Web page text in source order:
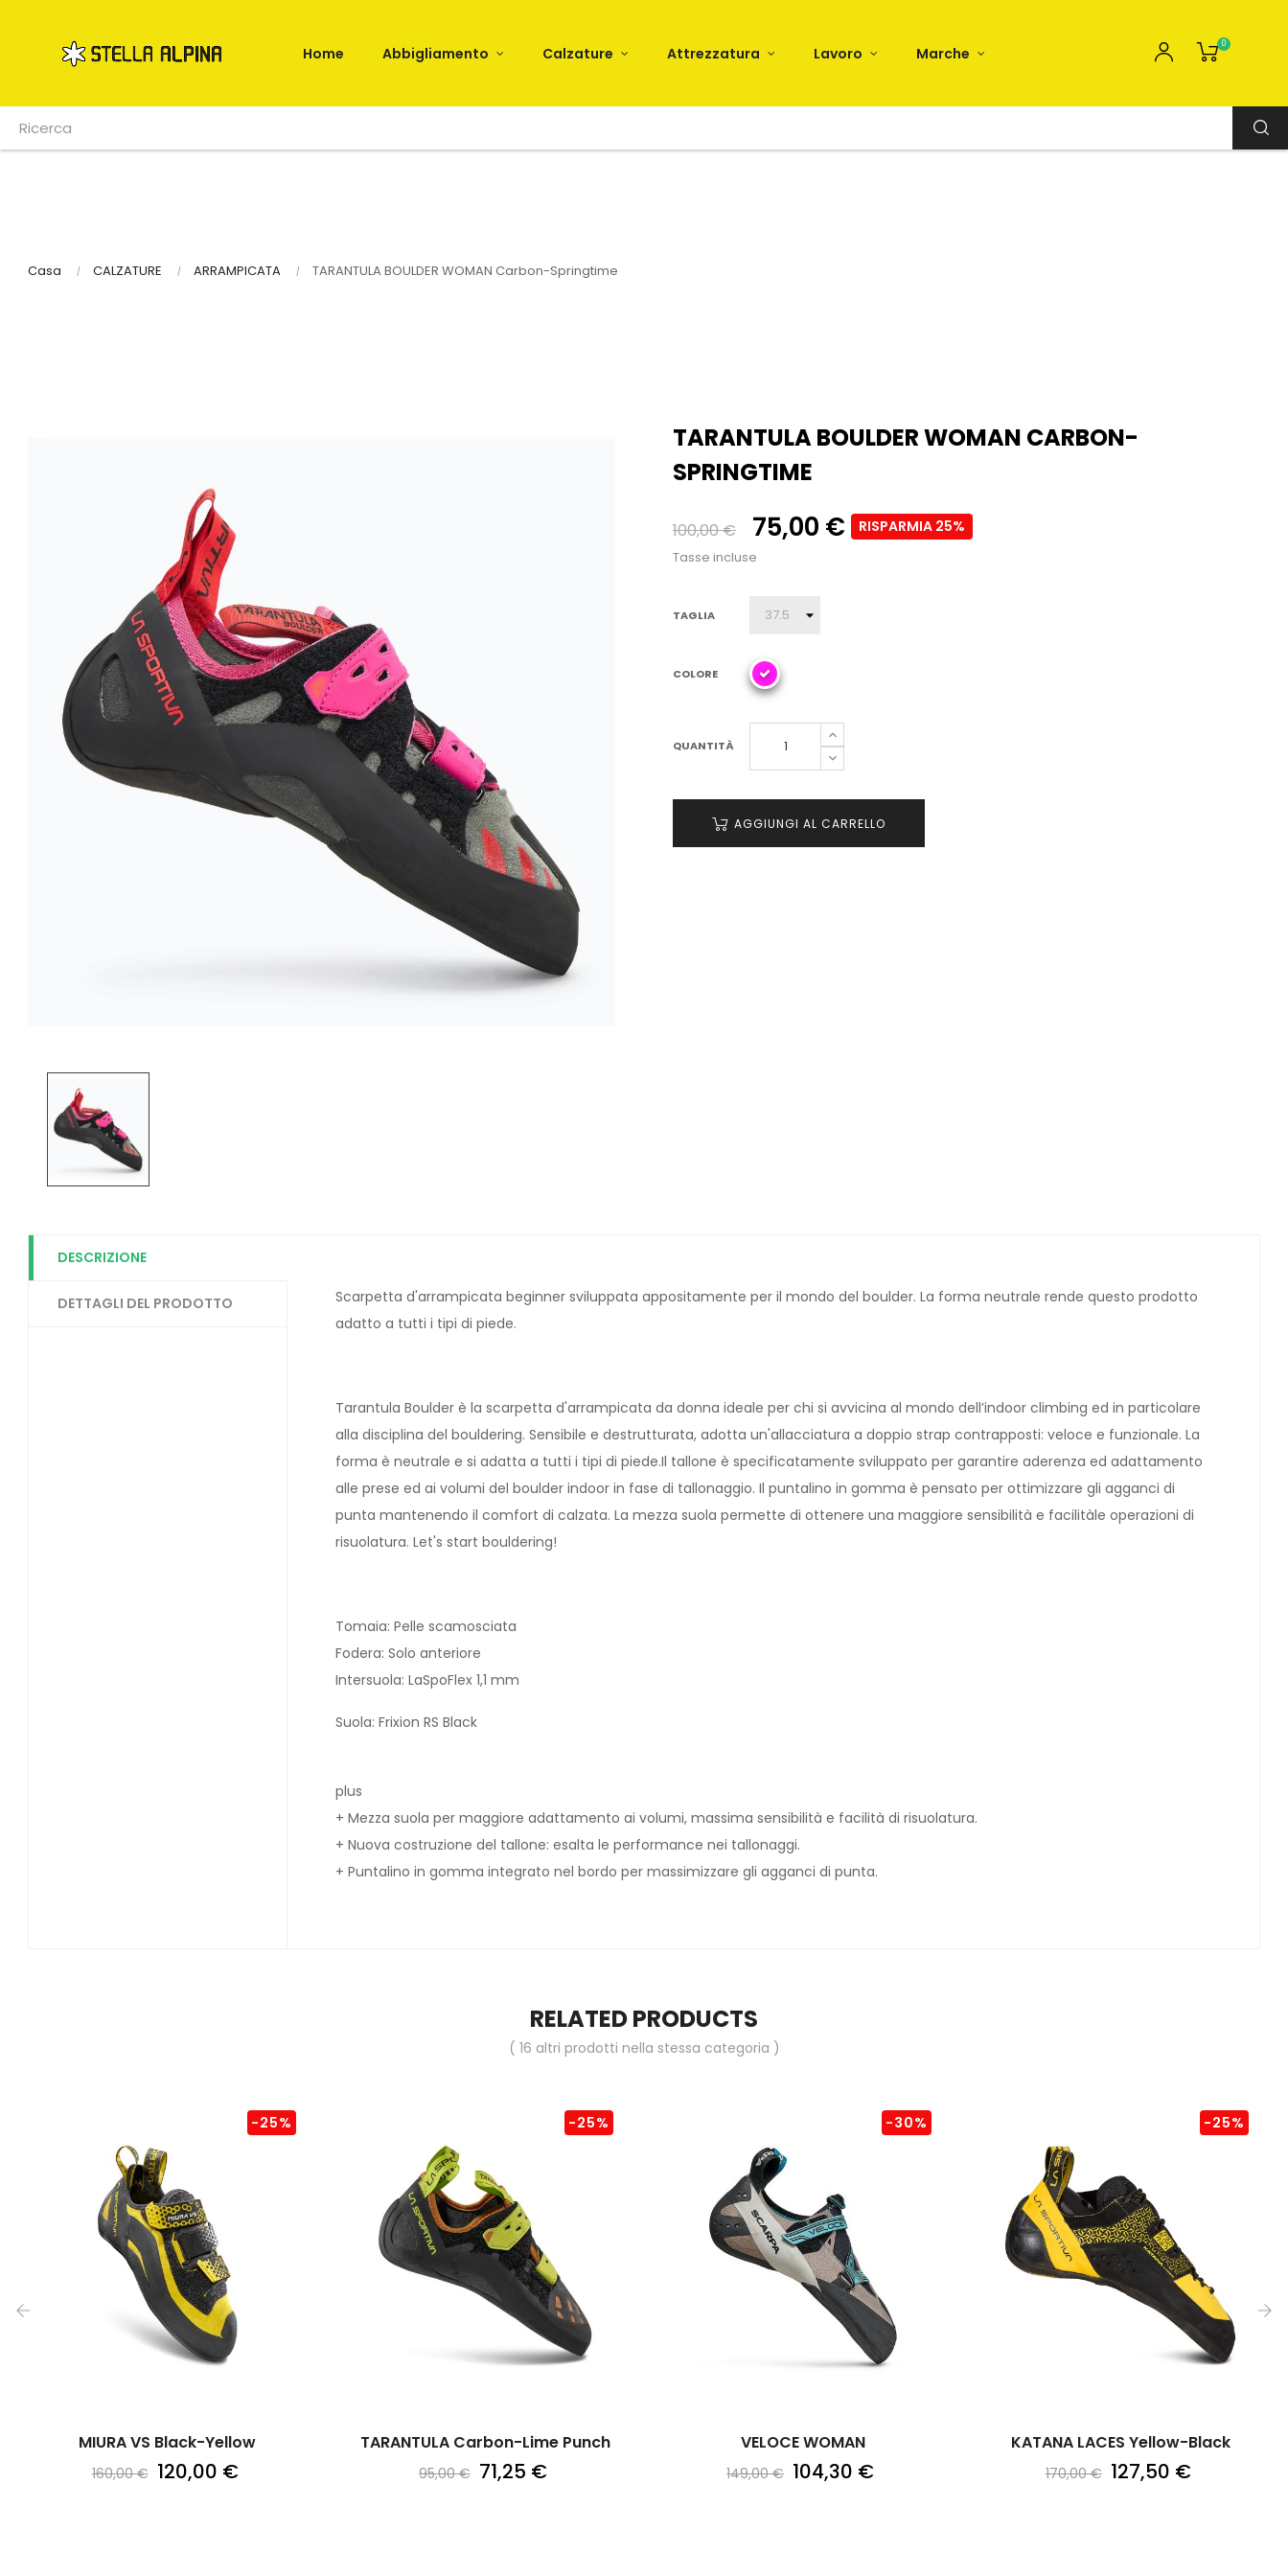
Home Abbigliamento Calzature Attrezzatura Lavoro Marche
0
Casa CALZATURE ARRAMPICATA TARANTULA BOULDER WOMAN Carbon-Springtime
TARANTULA BOULDER WOMAN CARBON-
SPRINGTIME
100,00 € 75,00 € RISPARMIA 25%
Tasse incluse
TAGLIA
COLORE
QUANTITÀ
AGGIUNGI AL CARRELLO
DESCRIZIONE
DETTAGLI DEL PRODOTTO
Scarpetta d'arrampicata beginner sviluppata appositamente per il mondo del boulder. La forma neutrale rende questo prodotto
adatto a tutti i tipi di piede.
Tarantula Boulder è la scarpetta d'arrampicata da donna ideale per chi si avvicina al mondo dell’indoor climbing ed in particolare
alla disciplina del bouldering. Sensibile e destrutturata, adotta un'allacciatura a doppio strap contrapposti: veloce e funzionale. La
forma è neutrale e si adatta a tutti i tipi di piede.Il tallone è specificatamente sviluppato per garantire aderenza ed adattamento
alle prese ed ai volumi del boulder indoor in fase di tallonaggio. Il puntalino in gomma è pensato per ottimizzare gli agganci di
punta mantenendo il comfort di calzata. La mezza suola permette di ottenere una maggiore sensibilità e facilitàle operazioni di
risuolatura. Let's start bouldering!
Tomaia: Pelle scamosciata
Fodera: Solo anteriore
Intersuola: LaSpoFlex 1,1 mm
Suola: Frixion RS Black
plus
+ Mezza suola per maggiore adattamento ai volumi, massima sensibilità e facilità di risuolatura.
+ Nuova costruzione del tallone: esalta le performance nei tallonaggi.
+ Puntalino in gomma integrato nel bordo per massimizzare gli agganci di punta.
RELATED PRODUCTS
( 16 altri prodotti nella stessa categoria )
MIURA VS Black-Yellow
160,00 €
-25%
120,00 €
TARANTULA Carbon-Lime Punch
95,00 €
-25%
71,25 €
VELOCE WOMAN
149,00 €
-30%
104,30 €
KATANA LACES Yellow-Black
170,00 €
-25%
127,50 €